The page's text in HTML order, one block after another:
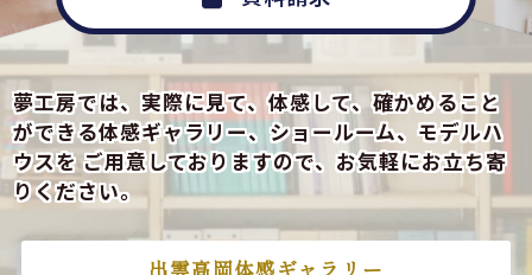
夢工房では、実際に見て、体感して、確かめること
ができる体感ギャラリー、ショールーム、モデルハ
ウスをご用意しておりますので、お気軽にお立ち寄
りください。
出雲高岡体感ギャラリー